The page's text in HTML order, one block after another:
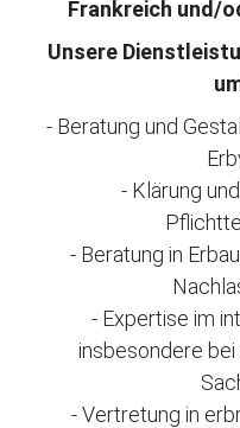
Frankreich und/
Unsere
- Beratung und
- Klärung
- Beratung in
- Expertise im
insbesondere
- Vertretung in